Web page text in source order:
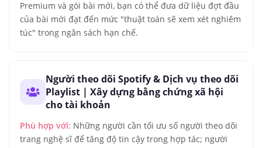
Premium và gói bài mới, bạn có thể đưa dữ liệu đợt đầu
của bài mới đạt đến mức "thuật toán sẽ xem xét nghiêm
túc" trong ngân sách hạn chế.
Người theo dõi Spotify & Dịch vụ theo dõi
Playlist | Xây dựng bằng chứng xã hội
cho tài khoản
Phù hợp với: Những người cần tối ưu số người theo dõi
trang nghệ sĩ để tăng độ tin cậy trong hợp tác; người